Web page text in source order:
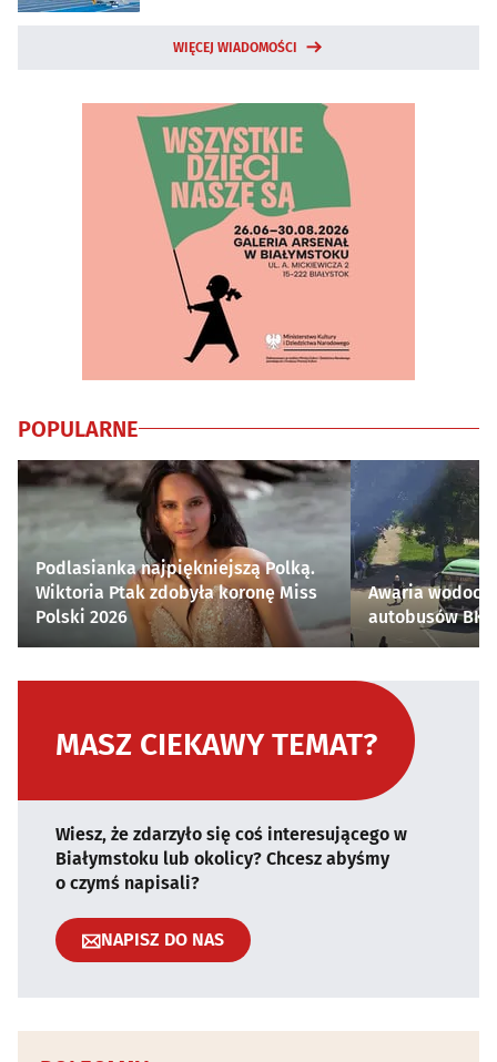
WIĘCEJ WIADOMOŚCI
POPULARNE
Podlasianka najpiękniejszą Polką.
Wiktoria Ptak zdobyła koronę Miss
Polski 2026
Awaria
autobusów
MASZ CIEKAWY TEMAT?
Wiesz, że zdarzyło się coś interesującego w
Białymstoku lub okolicy? Chcesz abyśmy
o czymś napisali?
NAPISZ DO NAS